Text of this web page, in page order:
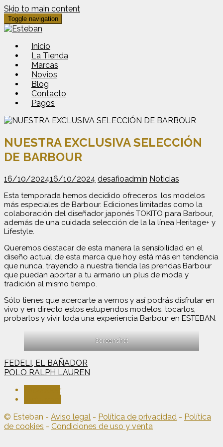
Skip to main content
Toggle navigation
Inicio
La Tienda
Marcas
Novios
Blog
Contacto
Pagos
NUESTRA EXCLUSIVA SELECCIÓN
DE BARBOUR
16/10/202416/10/2024 desafioadmin Noticias
Esta temporada hemos decidido ofreceros los modelos
más especiales de Barbour. Ediciones limitadas como la
colaboración del diseñador japonés TOKITO para Barbour,
además de una cuidada selección de la la línea Heritage+ y
Lifestyle.
Queremos destacar de esta manera la sensibilidad en el
diseño actual de esta marca que hoy está más en tendencia
que nunca, trayendo a nuestra tienda las prendas Barbour
que puedan aportar a tu armario un plus de moda y
tradición al mismo tiempo.
Sólo tienes que acercarte a vernos y así podrás disfrutar en
vivo y en directo estos estupendos modelos, tocarlos,
probarlos y vivir toda una experiencia Barbour en ESTEBAN.
Screenshot
Navegación
de
entradas
FEDELI, EL BAÑADOR
POLO RALPH LAUREN
© Esteban - Aviso legal - Política de privacidad - Política
de cookies - Condiciones de uso y venta